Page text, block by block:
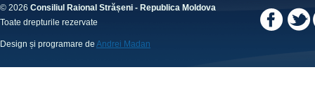
© 2026 Consiliul Raional Strășeni - Republica Moldova
Toate drepturile rezervate
Design și programare de Andrei Madan